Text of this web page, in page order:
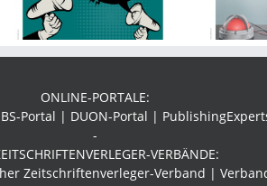
ONLINE-PORTALE:
Portal | DUON-Portal |
-
VERBÄNDE:
Zeitschriftenverleger-Verband |